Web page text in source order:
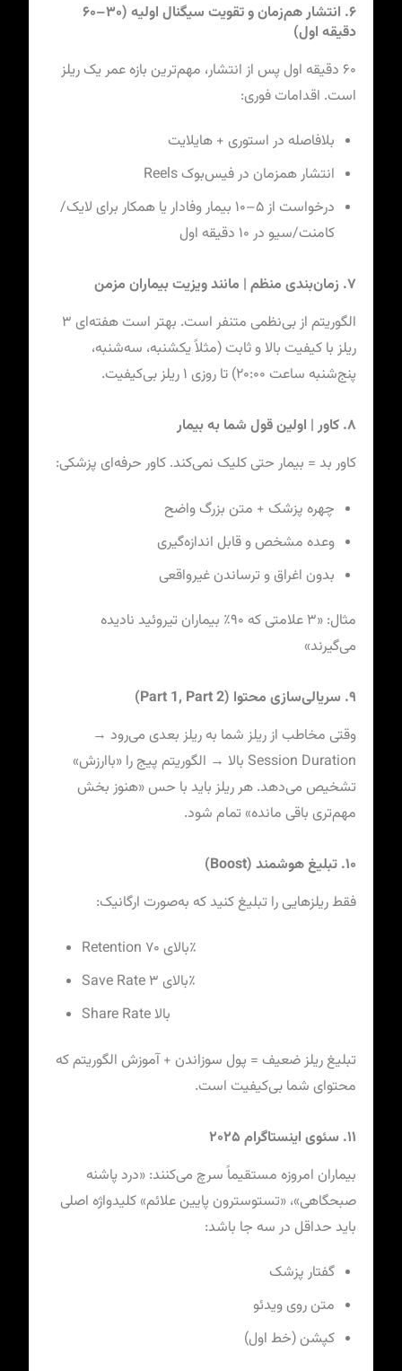
۶. انتشار هم‌زمان و تقویت سیگنال اولیه (۳۰–۶۰
دقیقه اول)
۶۰ دقیقه اول پس از انتشار، مهم‌ترین بازه عمر یک ریلز
است. اقدامات فوری:
بلافاصله در استوری + هایلایت
انتشار همزمان در فیس‌بوک Reels
درخواست از ۵–۱۰ بیمار وفادار یا همکار برای لایک/
کامنت/سیو در ۱۰ دقیقه اول
۷. زمان‌بندی منظم | مانند ویزیت بیماران مزمن
الگوریتم از بی‌نظمی متنفر است. بهتر است هفته‌ای ۳
ریلز با کیفیت بالا و ثابت (مثلاً یکشنبه، سه‌شنبه،
پنج‌شنبه ساعت ۲۰:۰۰) تا روزی ۱ ریلز بی‌کیفیت.
۸. کاور | اولین قول شما به بیمار
کاور بد = بیمار حتی کلیک نمی‌کند. کاور حرفه‌ای پزشکی:
چهره پزشک + متن بزرگ واضح
وعده مشخص و قابل اندازه‌گیری
بدون اغراق و ترساندن غیرواقعی
مثال: «۳ علامتی که ۹۰٪ بیماران تیروئید نادیده
می‌گیرند»
۹. سریالی‌سازی محتوا (Part 1, Part 2)
وقتی مخاطب از ریلز شما به ریلز بعدی می‌رود →
Session Duration بالا → الگوریتم پیج را «باارزش»
تشخیص می‌دهد. هر ریلز باید با حس «هنوز بخش
مهم‌تری باقی مانده» تمام شود.
۱۰. تبلیغ هوشمند (Boost)
فقط ریلزهایی را تبلیغ کنید که به‌صورت ارگانیک:
Retention بالای ۷۰٪
Save Rate بالای ۳٪
Share Rate بالا
تبلیغ ریلز ضعیف = پول سوزاندن + آموزش الگوریتم که
محتوای شما بی‌کیفیت است.
۱۱. سئوی اینستاگرام ۲۰۲۵
بیماران امروزه مستقیماً سرچ می‌کنند: «درد پاشنه
صبحگاهی»، «تستوسترون پایین علائم» کلیدواژه اصلی
باید حداقل در سه جا باشد:
گفتار پزشک
متن روی ویدئو
کپشن (خط اول)